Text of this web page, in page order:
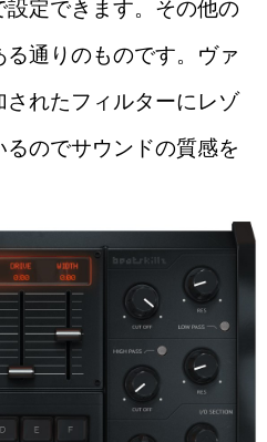
設定できます。その他の
通りのものです。ヴァ
れたフィルターにレゾ
のでサウンドの質感を